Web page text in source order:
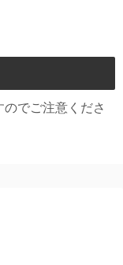
でご注意くださ